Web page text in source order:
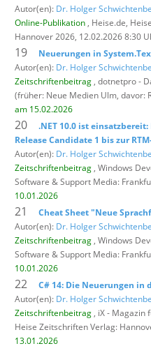
Autor(en): Dr. Holger
Online-Publikation , Heise.de,
Hannover 2026, 12.02.2026 8:30
19
Neuerungen in
Autor(en): Dr. Holger
Zeitschriftenbeitrag , dotnetpro -
(früher: Neue Medien Ulm, davor:
am 15.02.2026
20
.NET 10.0 ist
Release Candidate 1 bis zur
Autor(en): Dr. Holger
Zeitschriftenbeitrag , Windows
Software & Support Media:
10.01.2026
21
Cheat Sheet "Neue
Autor(en): Dr. Holger
Zeitschriftenbeitrag , Windows
Software & Support Media:
10.01.2026
22
C# 14: Die Neuerungen in
Autor(en): Dr. Holger
Zeitschriftenbeitrag , iX - Magazin
Heise Zeitschriften Verlag:
13.01.2026